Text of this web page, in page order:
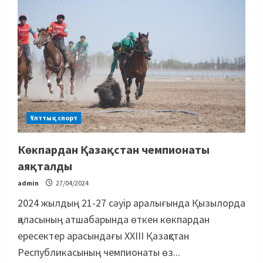
Ұлттық спорт
Көкпардан Қазақстан чемпионаты
аяқталды
admin 27/04/2024
2024 жылдың 21-27 сәуір аралығында Қызылорда
қаласының атшабарында өткен көкпардан
ересектер арасындағы ХХІІІ Қазақстан
Республикасының чемпионаты өз...
2
Басты жаңалық Бокс
Махмұд пен Сәкен: Азия
3
Басты жаңалық Күрес
“Оңай болған жоқ”: Өзбек
файтері өзінен үш есе ауыр
балуанды таза жеңді
07/08/2026